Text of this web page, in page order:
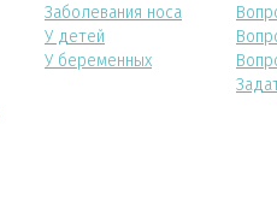
Заболевания носа
У детей
У беременных